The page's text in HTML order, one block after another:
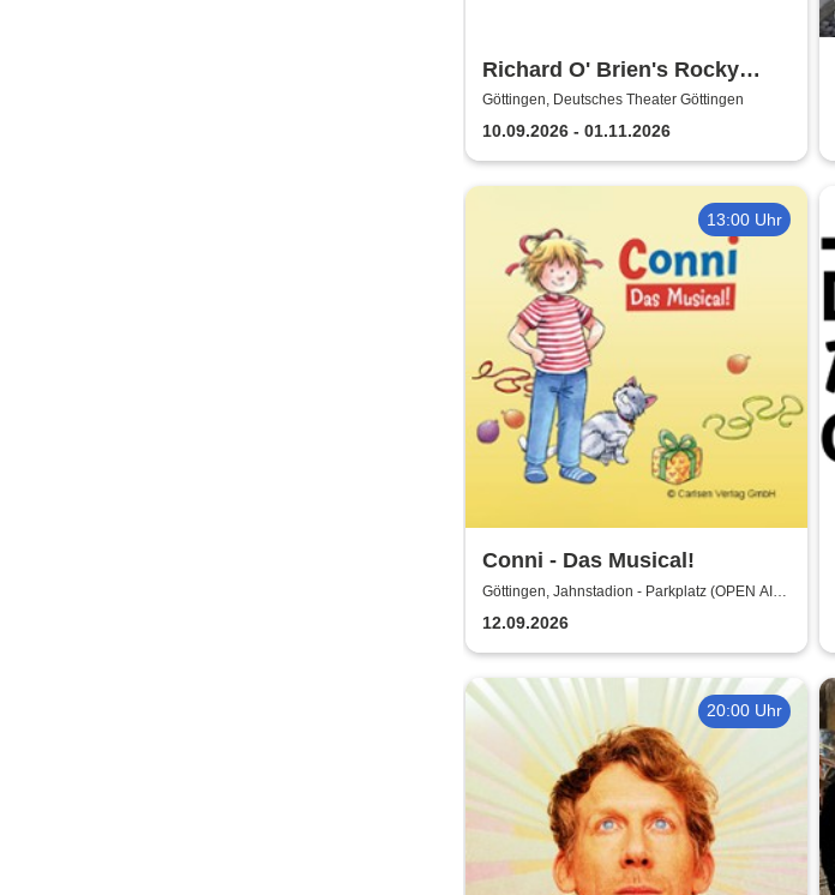
Richard O' Brien's Rocky
Horror Show - Deutsches
Theater Göttingen
Göttingen, Deutsches Theater Göttingen
10.09.2026 - 01.11.2026
13:00 Uhr
Conni - Das Musical!
Göttingen, Jahnstadion - Parkplatz (OPEN AIR)
12.09.2026
20:00 Uhr